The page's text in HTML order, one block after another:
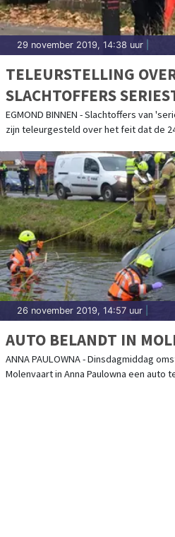
29 november 2019, 14:38 uur
TELEURSTELLING
SLACHTOFFERS
OVER HOGER BEROEP
EGMOND BINNEN - Slachtoffers van
zijn teleurgesteld over het feit dat de
26 november 2019, 14:57 uur
AUTO BELANDT IN
ANNA PAULOWNA - Dinsdagmiddag
Molenvaart in Anna Paulowna een auto